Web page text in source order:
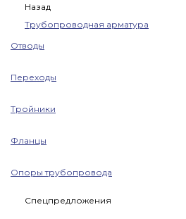
Назад
Трубопроводная арматура
Отводы
Переходы
Тройники
Фланцы
Опоры трубопровода
Спецпредложения